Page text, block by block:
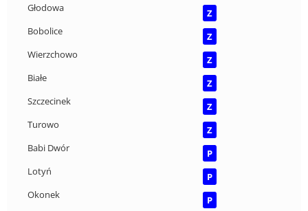
Głodowa
Z
Bobolice
Z
Wierzchowo
Z
Białe
Z
Szczecinek
Z
Turowo
Z
Babi Dwór
P
Lotyń
P
Okonek
P